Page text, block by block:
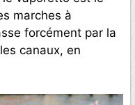
marches à
forcément par la
canaux, en